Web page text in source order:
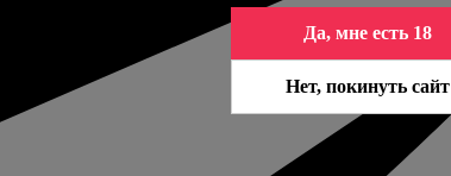
Да, мне есть 18
Нет, покинуть сайт